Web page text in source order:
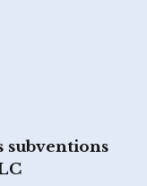
subventions